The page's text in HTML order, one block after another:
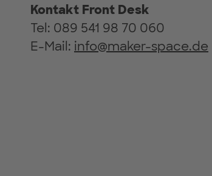
Kontakt Front Desk
Tel: 089 541 98 70 060
E-Mail: info@maker-space.de